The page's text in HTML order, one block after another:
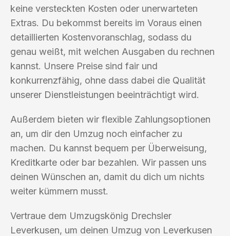
keine versteckten Kosten oder unerwarteten
Extras. Du bekommst bereits im Voraus einen
detaillierten Kostenvoranschlag, sodass du
genau weißt, mit welchen Ausgaben du rechnen
kannst. Unsere Preise sind fair und
konkurrenzfähig, ohne dass dabei die Qualität
unserer Dienstleistungen beeinträchtigt wird.
Außerdem bieten wir flexible Zahlungsoptionen
an, um dir den Umzug noch einfacher zu
machen. Du kannst bequem per Überweisung,
Kreditkarte oder bar bezahlen. Wir passen uns
deinen Wünschen an, damit du dich um nichts
weiter kümmern musst.
Vertraue dem Umzugskönig Drechsler
Leverkusen, um deinen Umzug von Leverkusen